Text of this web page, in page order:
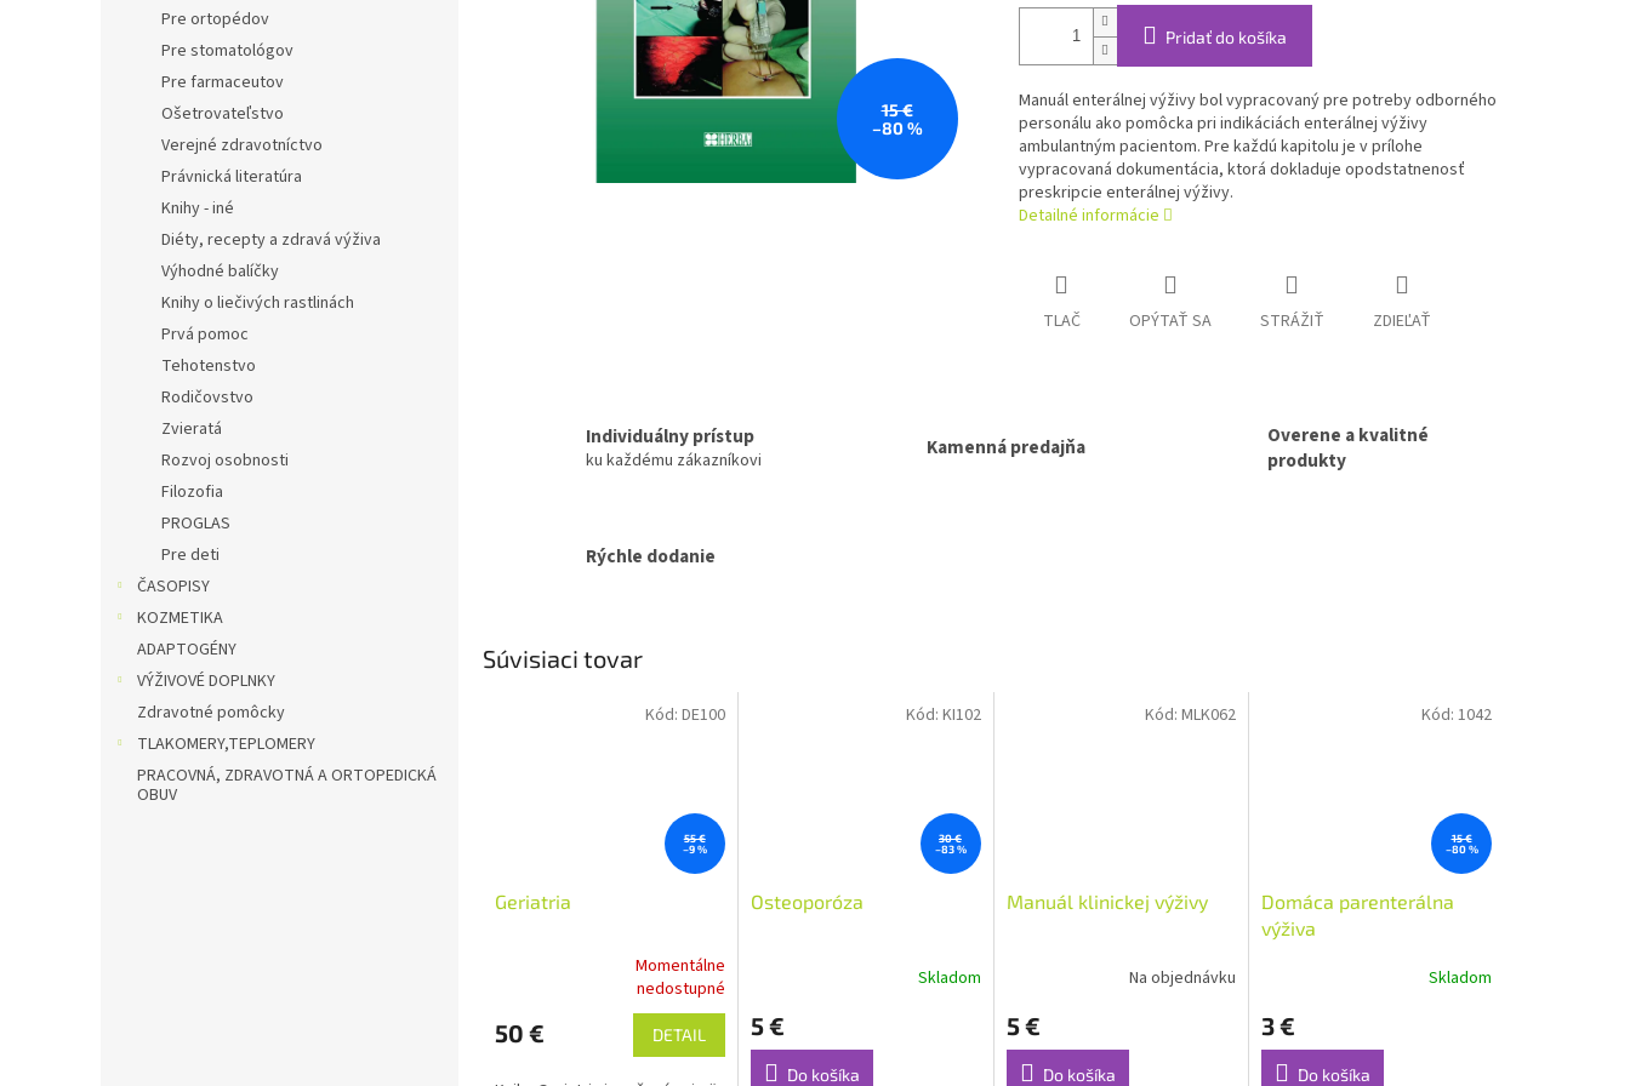
Pre ortopédov
Pre stomatológov
Pre farmaceutov
Ošetrovateľstvo
Verejné zdravotníctvo
Právnická literatúra
Knihy - iné
Diéty, recepty a zdravá výživa
Výhodné balíčky
Knihy o liečivých rastlinách
Prvá pomoc
Tehotenstvo
Rodičovstvo
Zvieratá
Rozvoj osobnosti
Filozofia
PROGLAS
Pre deti
ČASOPISY
KOZMETIKA
ADAPTOGÉNY
VÝŽIVOVÉ DOPLNKY
Zdravotné pomôcky
TLAKOMERY,TEPLOMERY
PRACOVNÁ, ZDRAVOTNÁ A ORTOPEDICKÁ
OBUV
15 €
–80 %
Pridať do košíka
Manuál enterálnej výživy bol vypracovaný pre potreby odborného
personálu ako pomôcka pri indikáciách enterálnej výživy
ambulantným pacientom. Pre každú kapitolu je v prílohe
vypracovaná dokumentácia, ktorá dokladuje opodstatnenosť
preskripcie enterálnej výživy.
Detailné informácie
TLAČ OPÝTAŤ SA STRÁŽIŤ ZDIEĽAŤ
Individuálny prístup
ku každému zákazníkovi Kamenná predajňa
Overene a kvalitné
produkty
Rýchle dodanie
Súvisiaci tovar
55 €
–9 %
Geriatria
produktu
je
Momentálne
nedostupné
50 € DETAIL
Kód: DE100
30 €
–83 %
Osteoporóza
produktu
je
3,7
Skladom
5 €
Do košíka
Kód: KI102
Manuál klinickej výživy
Na objednávku
5 €
Do košíka
Kód:MLK062
15 €
–80 %
Domáca parenterálna
výživa
Skladom
3 €
Do košíka
Kód: 1042